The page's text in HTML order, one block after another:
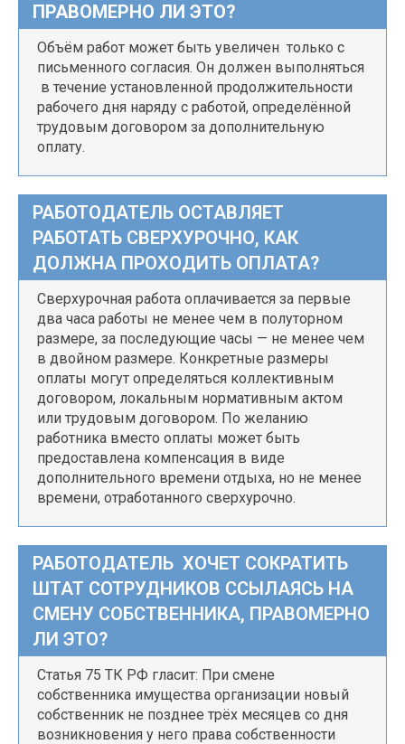
ПРАВОМЕРНО ЛИ ЭТО?
Объём работ может быть увеличен только с
письменного согласия. Он должен выполняться
в течение установленной продолжительности
рабочего дня наряду с работой, определённой
трудовым договором за дополнительную
оплату.
РАБОТОДАТЕЛЬ ОСТАВЛЯЕТ
РАБОТАТЬ СВЕРХУРОЧНО, КАК
ДОЛЖНА ПРОХОДИТЬ ОПЛАТА?
Сверхурочная работа оплачивается за первые
два часа работы не менее чем в полуторном
размере, за последующие часы — не менее чем
в двойном размере. Конкретные размеры
оплаты могут определяться коллективным
договором, локальным нормативным актом
или трудовым договором. По желанию
работника вместо оплаты может быть
предоставлена компенсация в виде
дополнительного времени отдыха, но не менее
времени, отработанного сверхурочно.
РАБОТОДАТЕЛЬ ХОЧЕТ СОКРАТИТЬ
ШТАТ СОТРУДНИКОВ ССЫЛАЯСЬ НА
СМЕНУ СОБСТВЕННИКА, ПРАВОМЕРНО
ЛИ ЭТО?
Статья 75 ТК РФ гласит: При смене
собственника имущества организации новый
собственник не позднее трёх месяцев со дня
возникновения у него права собственности